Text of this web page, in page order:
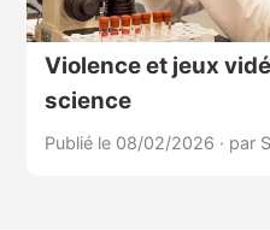
Violence et jeux
science
Publié le 08/02/2026 · par